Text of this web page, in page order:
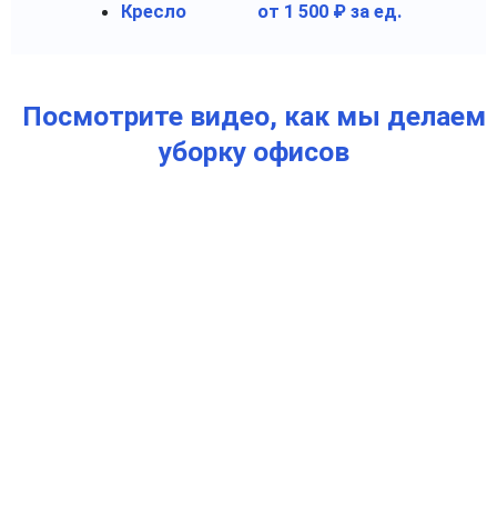
Кресло от 1 500 ₽ за ед.
Посмотрите видео, как мы делаем
уборку офисов